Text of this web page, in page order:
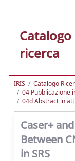
ricerca
IRIS
Catalogo
04 Pubblicazione
04d Abstract in
Caser+
Between
in SRS